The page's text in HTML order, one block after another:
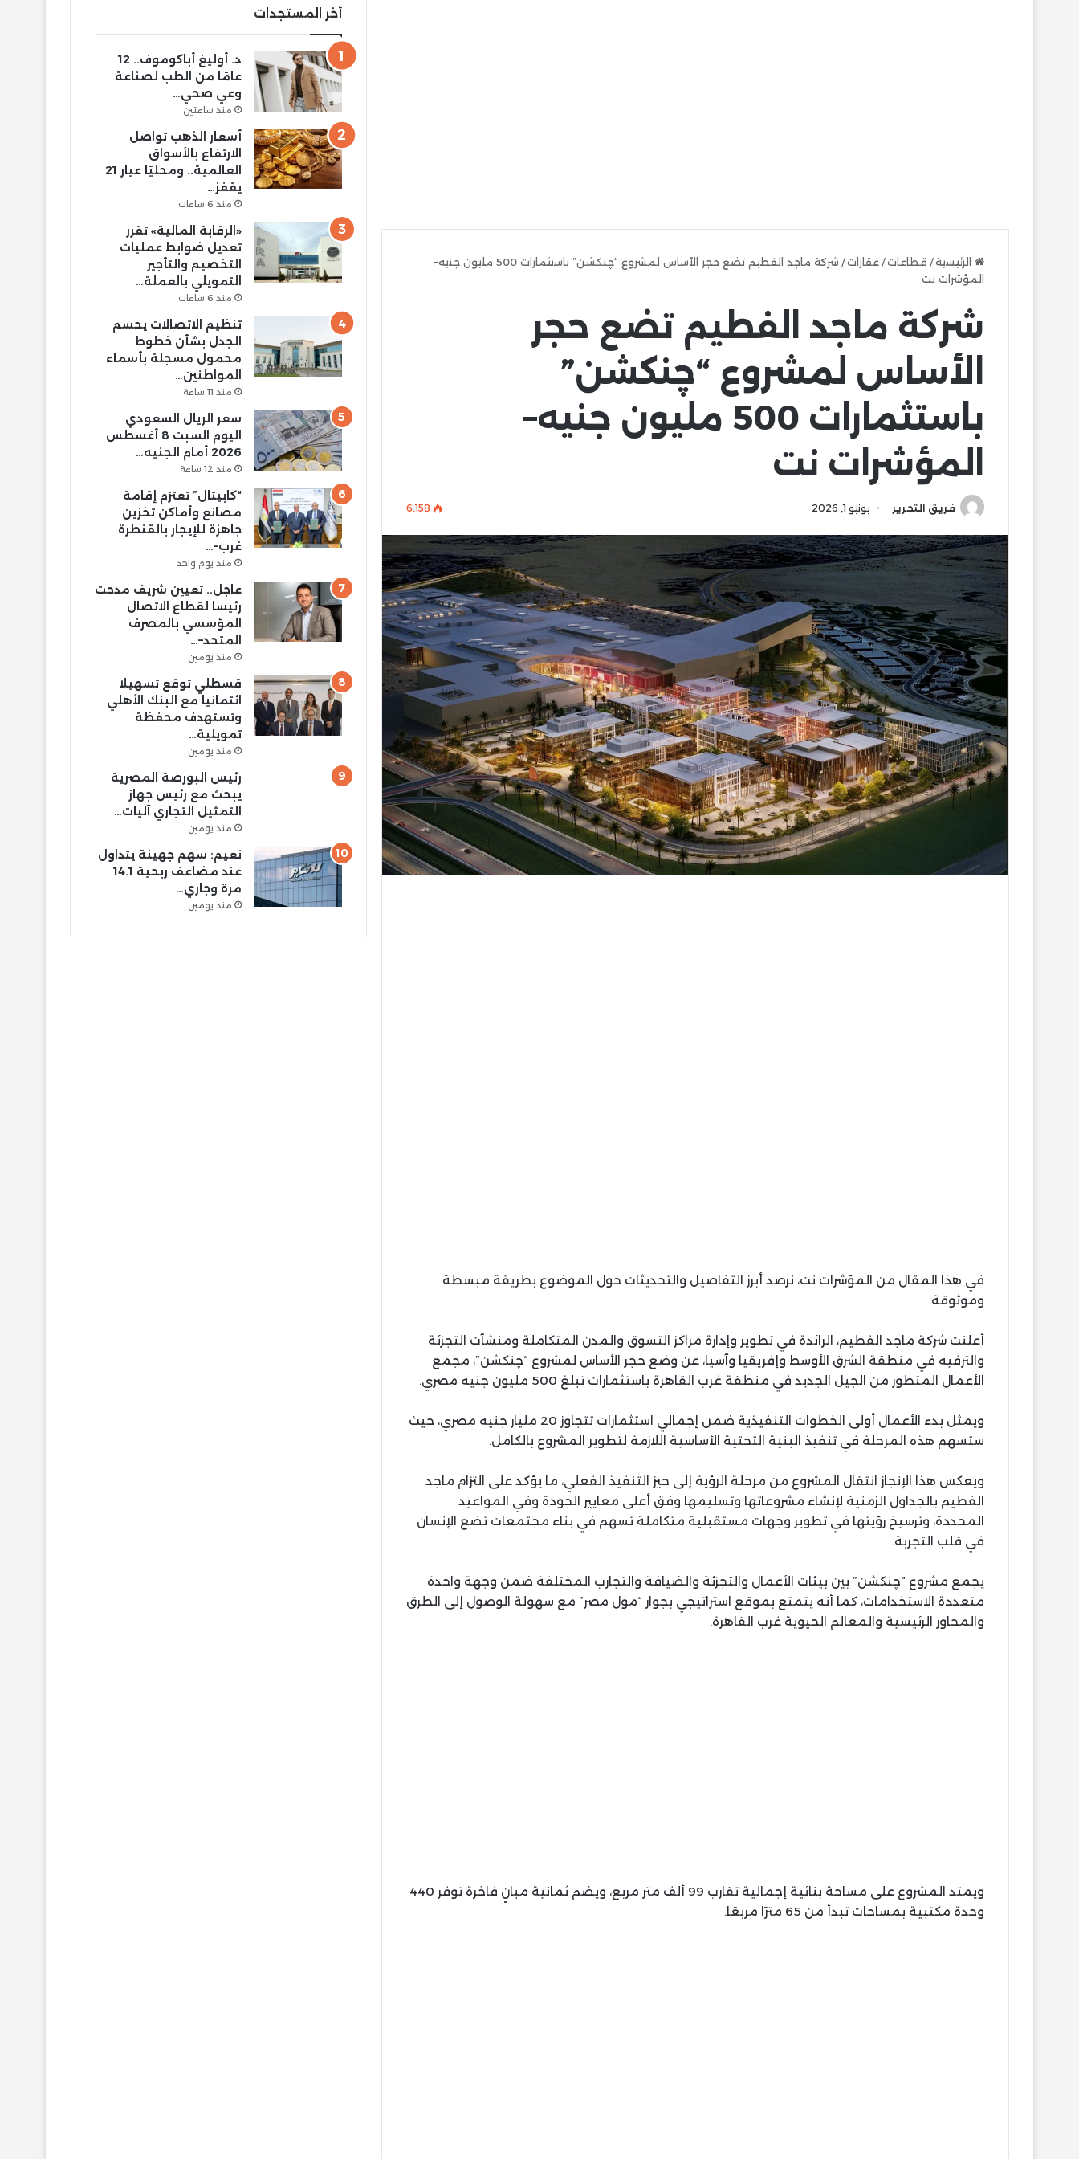
الرئيسية/ قطاعات/ عقارات/
شركة ماجد الفطيم تضع حجر الأساس لمشروع “چنكشن” باستثمارات 500 مليون جنيه–
المؤشرات نت
شركة ماجد الفطيم تضع حجر
الأساس لمشروع “چنكشن”
باستثمارات 500 مليون جنيه–
المؤشرات نت
فريق التحرير يونيو 1, 2026 6٬158
في هذا المقال من المؤشرات نت، نرصد أبرز التفاصيل والتحديثات حول الموضوع بطريقة مبسطة
وموثوقة.
أعلنت شركة ماجد الفطيم، الرائدة في تطوير وإدارة مراكز التسوق والمدن المتكاملة ومنشآت التجزئة
والترفيه في منطقة الشرق الأوسط وإفريقيا وآسيا، عن وضع حجر الأساس لمشروع “چنكشن”، مجمع
الأعمال المتطور من الجيل الجديد في منطقة غرب القاهرة باستثمارات تبلغ 500 مليون جنيه مصري.
ويمثل بدء الأعمال أولى الخطوات التنفيذية ضمن إجمالي استثمارات تتجاوز 20 مليار جنيه مصري، حيث
ستسهم هذه المرحلة في تنفيذ البنية التحتية الأساسية اللازمة لتطوير المشروع بالكامل.
ويعكس هذا الإنجاز انتقال المشروع من مرحلة الرؤية إلى حيز التنفيذ الفعلي، ما يؤكد على التزام ماجد
الفطيم بالجداول الزمنية لإنشاء مشروعاتها وتسليمها وفق أعلى معايير الجودة وفي المواعيد
المحددة، وترسيخ رؤيتها في تطوير وجهات مستقبلية متكاملة تسهم في بناء مجتمعات تضع الإنسان
في قلب التجربة.
يجمع مشروع “چنكشن” بين بيئات الأعمال والتجزئة والضيافة والتجارب المختلفة ضمن وجهة واحدة
متعددة الاستخدامات، كما أنه يتمتع بموقع استراتيجي بجوار “مول مصر” مع سهولة الوصول إلى الطرق
والمحاور الرئيسية والمعالم الحيوية غرب القاهرة.
ويمتد المشروع على مساحة بنائية إجمالية تقارب 99 ألف متر مربع، ويضم ثمانية مبانٍ فاخرة توفر 440
وحدة مكتبية بمساحات تبدأ من 65 مترًا مربعًا.
أخر المستجدات
د. أوليغ أباكوموف.. 12
عامًا من الطب لصناعة
وعي صحي…
منذ ساعتين
أسعار الذهب تواصل
الارتفاع بالأسواق
العالمية.. ومحليًا عيار 21
يقفز…
منذ 6 ساعات
«الرقابة المالية» تقرر
تعديل ضوابط عمليات
التخصيم والتأجير
التمويلي بالعملة…
منذ 6 ساعات
تنظيم الاتصالات يحسم
الجدل بشأن خطوط
محمول مسجلة بأسماء
المواطنين…
منذ 11 ساعة
سعر الريال السعودي
اليوم السبت 8 أغسطس
2026 أمام الجنيه…
منذ 12 ساعة
“كابيتال” تعتزم إقامة
مصانع وأماكن تخزين
جاهزة للإيجار بالقنطرة
غرب–…
منذ يوم واحد
عاجل.. تعيين شريف مدحت
رئيسا لقطاع الاتصال
المؤسسي بالمصرف
المتحد–…
منذ يومين
قسطلي توقع تسهيلا
ائتمانيا مع البنك الأهلي
وتستهدف محفظة
تمويلية…
منذ يومين
رئيس البورصة المصرية
يبحث مع رئيس جهاز
التمثيل التجاري آليات…
منذ يومين
نعيم: سهم جهينة يتداول
عند مضاعف ربحية 14.1
مرة وجاري…
منذ يومين